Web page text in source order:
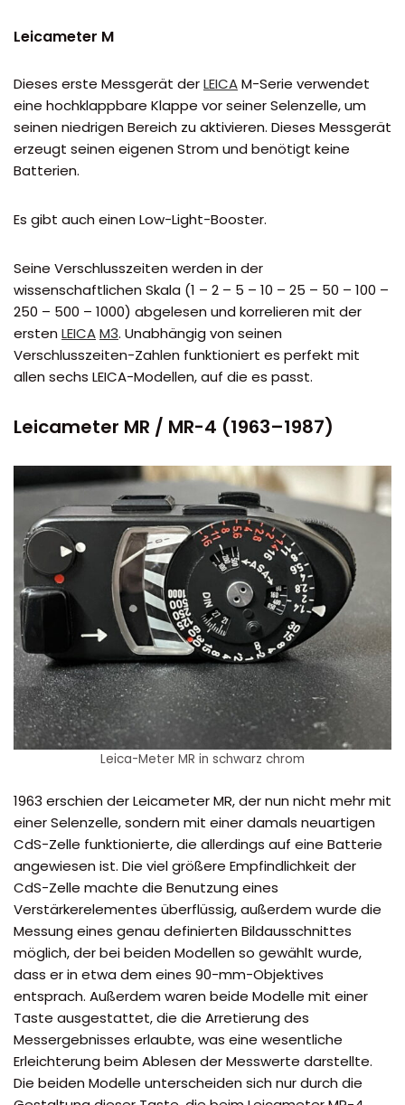
Leicameter M
Dieses erste Messgerät derLEICAM-Serie verwendet
eine hochklappbare Klappe vor seiner Selenzelle, um
seinen niedrigen Bereich zu aktivieren. Dieses Messgerät
erzeugt seinen eigenen Strom und benötigt keine
Batterien.
Es gibt auch einen Low-Light-Booster.
Seine Verschlusszeiten werden in der
wissenschaftlichen Skala (1 – 2 – 5 – 10 – 25 – 50 – 100 –
250 – 500 – 1000) abgelesen und korrelieren mit der
ersten LEICAM3. Unabhängig von seinen
Verschlusszeiten-Zahlen funktioniert es perfekt mit
allen sechs LEICA-Modellen, auf die es passt.
Leicameter MR / MR-4 (1963–1987)
Leica-Meter MR in schwarz chrom
1963 erschien der Leicameter MR, der nun nicht mehr mit
einer Selenzelle, sondern mit einer damals neuartigen
CdS-Zelle funktionierte, die allerdings auf eine Batterie
angewiesen ist. Die viel größere Empfindlichkeit der
CdS-Zelle machte die Benutzung eines
Verstärkerelementes überflüssig, außerdem wurde die
Messung eines genau definierten Bildausschnittes
möglich, der bei beiden Modellen so gewählt wurde,
dass er in etwa dem eines 90-mm-Objektives
entsprach. Außerdem waren beide Modelle mit einer
Taste ausgestattet, die die Arretierung des
Messergebnisses erlaubte, was eine wesentliche
Erleichterung beim Ablesen der Messwerte darstellte.
Die beiden Modelle unterscheiden sich nur durch die